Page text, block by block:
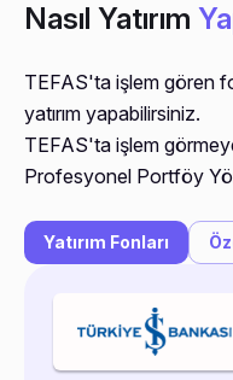
Nasıl Yatırım
TEFAS'ta işlem gören
yatırım yapabilirsiniz.
TEFAS'ta işlem
Profesyonel Portföy
Yatırım Fonları